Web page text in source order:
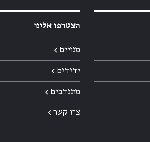
הצטרפו אלינו
מנויים ←
ידידים ←
מתנדבים ←
צרו קשר ←